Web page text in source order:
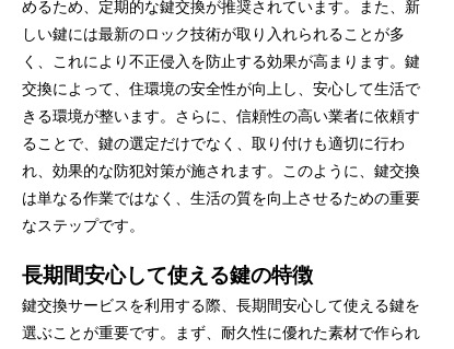
めるため、定期的な鍵交換が推奨されています。また、新
しい鍵には最新のロック技術が取り入れられることが多
く、これにより不正侵入を防止する効果が高まります。鍵
交換によって、住環境の安全性が向上し、安心して生活で
きる環境が整います。さらに、信頼性の高い業者に依頼す
ることで、鍵の選定だけでなく、取り付けも適切に行わ
れ、効果的な防犯対策が施されます。このように、鍵交換
は単なる作業ではなく、生活の質を向上させるための重要
なステップです。
長期間安心して使える鍵の特徴
鍵交換サービスを利用する際、長期間安心して使える鍵を
選ぶことが重要です。まず、耐久性に優れた素材で作られ